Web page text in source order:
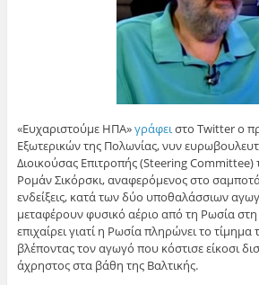
«Ευχαριστούμε ΗΠΑ»γράφειστο Twitter ο
Εξωτερικών της Πολωνίας, νυν
Διοικούσας Επιτροπής (Steering Committee)
Ρομάν Σικόρσκι, αναφερόμενος στο
ενδείξεις, κατά των δύο υποθαλάσσιων
μεταφέρουν φυσικό αέριο από τη Ρωσία στη
επιχαίρει γιατί η Ρωσία πληρώνει το
βλέποντας τον αγωγό που κόστισε είκοσι
άχρηστος στα βάθη της Βαλτικής.